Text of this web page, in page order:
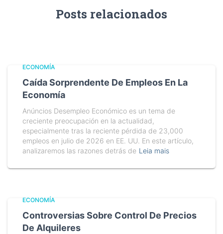
Posts relacionados
ECONOMÍA
Caída Sorprendente De Empleos En La
Economía
Anúncios Desempleo Económico es un tema de
creciente preocupación en la actualidad,
especialmente tras la reciente pérdida de 23,000
empleos en julio de 2026 en EE. UU. En este artículo,
analizaremos las razones detrás de Leia mais
ECONOMÍA
Controversias Sobre Control De Precios
De Alquileres